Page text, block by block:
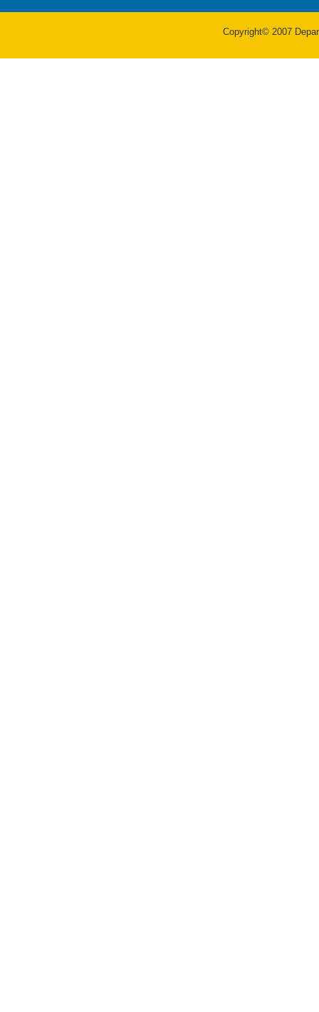
Copyright© 2007